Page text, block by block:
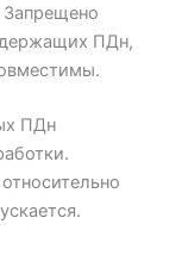
Запрещено
ПДн,
ПДн